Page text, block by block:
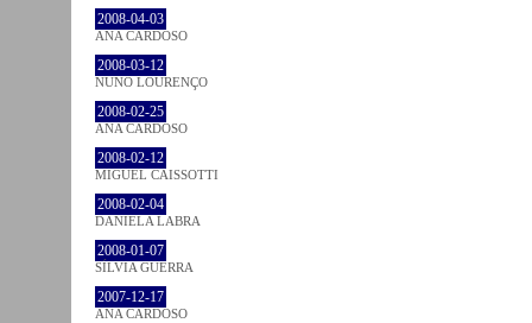
2008-04-03
ANA CARDOSO
2008-03-12
NUNO LOURENÇO
2008-02-25
ANA CARDOSO
2008-02-12
MIGUEL CAISSOTTI
2008-02-04
DANIELA LABRA
2008-01-07
SÍLVIA GUERRA
2007-12-17
ANA CARDOSO